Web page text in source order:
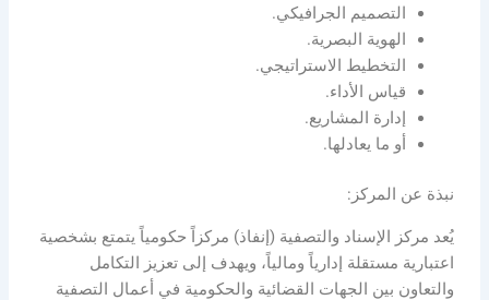
التصميم الجرافيكي.
الهوية البصرية.
التخطيط الاستراتيجي.
قياس الأداء.
إدارة المشاريع.
أو ما يعادلها.
نبذة عن المركز:
يُعد مركز الإسناد والتصفية (إنفاذ) مركزاً حكومياً يتمتع بشخصية
اعتبارية مستقلة إدارياً ومالياً، ويهدف إلى تعزيز التكامل
والتعاون بين الجهات القضائية والحكومية في أعمال التصفية